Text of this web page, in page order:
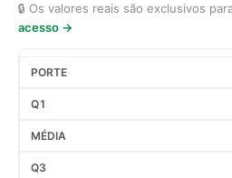
🔒 Os valores reais são exclusivos
acesso →